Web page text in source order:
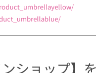
ショップ】